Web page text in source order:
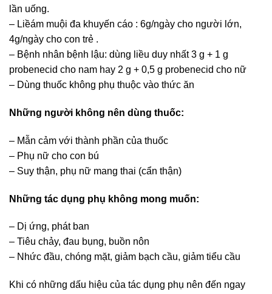
lần uống.
– Liềám muội đa khuyến cáo : 6g/ngày cho người lớn,
4g/ngày cho con trẻ .
– Bệnh nhân bệnh lậu: dùng liều duy nhất 3 g + 1 g
probenecid cho nam hay 2 g + 0,5 g probenecid cho nữ
– Dùng thuốc không phụ thuộc vào thức ăn
Những người không nên dùng thuốc:
– Mẫn cảm với thành phần của thuốc
– Phụ nữ cho con bú
– Suy thận, phụ nữ mang thai (cẩn thận)
Những tác dụng phụ không mong muốn:
– Dị ứng, phát ban
– Tiêu chảy, đau bụng, buồn nôn
– Nhức đầu, chóng mặt, giảm bạch cầu, giảm tiểu cầu
Khi có những dấu hiệu của tác dụng phụ nên đến ngay